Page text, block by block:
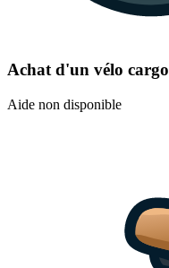
Achat d'un vélo cargo
Aide non disponible